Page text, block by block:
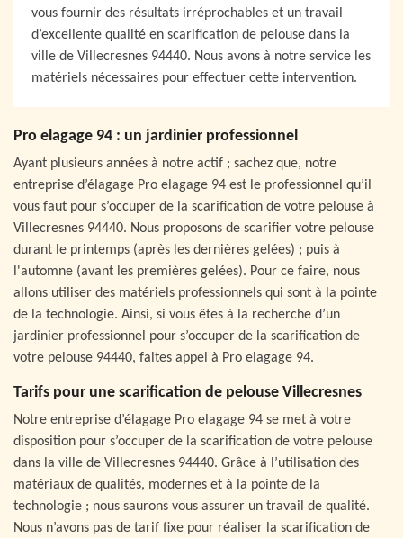
vous fournir des résultats irréprochables et un travail
d’excellente qualité en scarification de pelouse dans la
ville de Villecresnes 94440. Nous avons à notre service les
matériels nécessaires pour effectuer cette intervention.
Pro elagage 94 : un jardinier professionnel
Ayant plusieurs années à notre actif ; sachez que, notre
entreprise d’élagage Pro elagage 94 est le professionnel qu’il
vous faut pour s’occuper de la scarification de votre pelouse à
Villecresnes 94440. Nous proposons de scarifier votre pelouse
durant le printemps (après les dernières gelées) ; puis à
l'automne (avant les premières gelées). Pour ce faire, nous
allons utiliser des matériels professionnels qui sont à la pointe
de la technologie. Ainsi, si vous êtes à la recherche d’un
jardinier professionnel pour s’occuper de la scarification de
votre pelouse 94440, faites appel à Pro elagage 94.
Tarifs pour une scarification de pelouse Villecresnes
Notre entreprise d’élagage Pro elagage 94 se met à votre
disposition pour s’occuper de la scarification de votre pelouse
dans la ville de Villecresnes 94440. Grâce à l’utilisation des
matériaux de qualités, modernes et à la pointe de la
technologie ; nous saurons vous assurer un travail de qualité.
Nous n’avons pas de tarif fixe pour réaliser la scarification de